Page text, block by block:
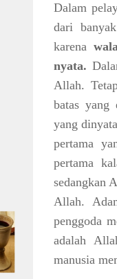
Dalam
dari
karena
nyata.
Allah.
batas yang
yang
pertama
pertama
sedangkan
Allah.
penggoda
adalah
manusia